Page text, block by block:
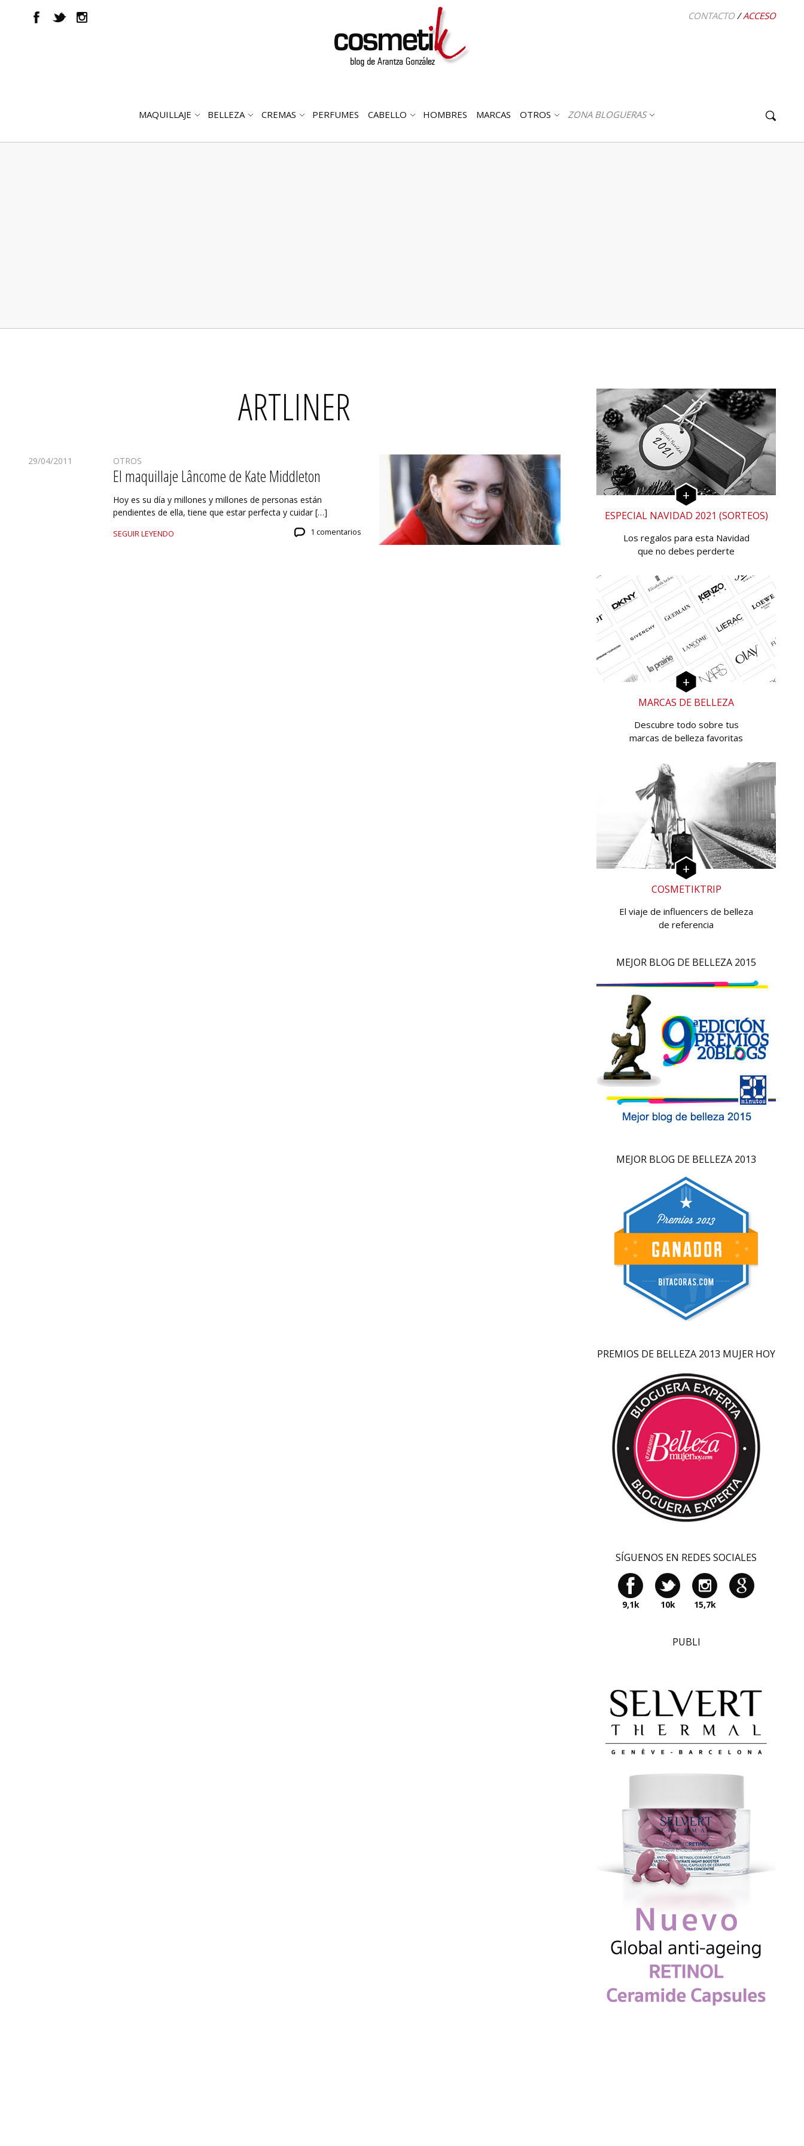
ABRIR
MAQUILLAJE
ABRIR
BELLEZA
ABRIR
CREMAS PERFUMES
ABRIR
CABELLO HOMBRES MARCAS
ABRIR
OTROS ZONA BLOGUERAS
CONTACTO/ACCESO
ARTLINER
29/04/2011 OTROS
El maquillaje Lâncome de Kate Middleton
Hoy es su día y millones y millones de personas están
pendientes de ella, tiene que estar perfecta y cuidar […]
SEGUIR LEYENDO 1 comentarios
ESPECIAL NAVIDAD 2021 (SORTEOS)
Los regalos para esta Navidad
que no debes perderte
MARCAS DE BELLEZA
Descubre todo sobre tus
marcas de belleza favoritas
COSMETIKTRIP
El viaje de influencers de belleza
de referencia
MEJOR BLOG DE BELLEZA 2015
MEJOR BLOG DE BELLEZA 2013
PREMIOS DE BELLEZA 2013 MUJER HOY
SÍGUENOS EN REDES SOCIALES
9,1k 10k 15,7k
PUBLI